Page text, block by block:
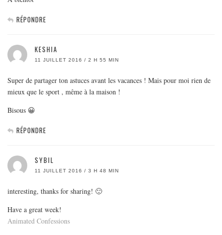
RÉPONDRE
KESHIA
11 JUILLET 2016 / 2 H 55 MIN
Super de partager ton astuces avant les vacances ! Mais pour moi rien de
mieux que le sport , même à la maison !
Bisous 😀
RÉPONDRE
SYBIL
11 JUILLET 2016 / 3 H 48 MIN
interesting, thanks for sharing! 🙂
Have a great week!
Animated Confessions